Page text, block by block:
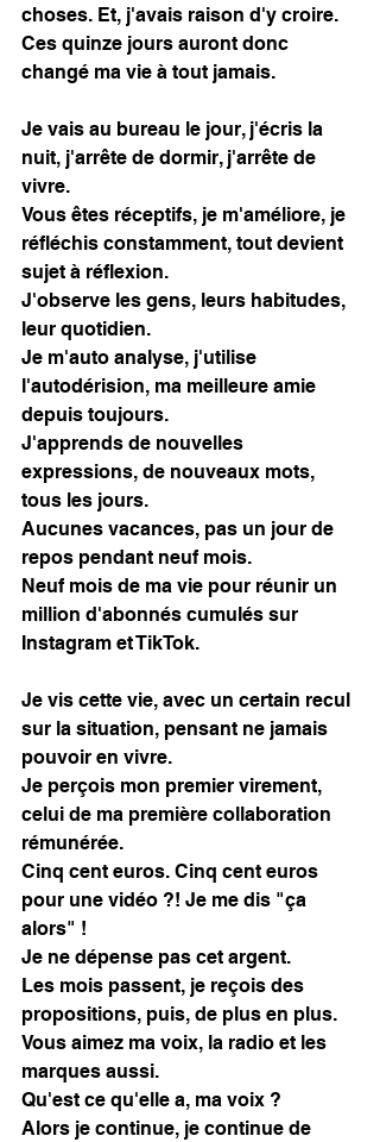
choses. Et, j'avais raison d'y croire.
Ces quinze jours auront donc
changé ma vie à tout jamais.
Je vais au bureau le jour, j'écris la
nuit, j'arrête de dormir, j'arrête de
vivre.
Vous êtes réceptifs, je m'améliore, je
réfléchis constamment, tout devient
sujet à réflexion.
J'observe les gens, leurs habitudes,
leur quotidien.
Je m'auto analyse, j'utilise
l'autodérision, ma meilleure amie
depuis toujours.
J'apprends de nouvelles
expressions, de nouveaux mots,
tous les jours.
Aucunes vacances, pas un jour de
repos pendant neuf mois.
Neuf mois de ma vie pour réunir un
million d'abonnés cumulés sur
Instagram et TikTok.
Je vis cette vie, avec un certain recul
sur la situation, pensant ne jamais
pouvoir en vivre.
Je perçois mon premier virement,
celui de ma première collaboration
rémunérée.
Cinq cent euros. Cinq cent euros
pour une vidéo ?! Je me dis "ça
alors" !
Je ne dépense pas cet argent.
Les mois passent, je reçois des
propositions, puis, de plus en plus.
Vous aimez ma voix, la radio et les
marques aussi.
Qu'est ce qu'elle a, ma voix ?
Alors je continue, je continue de